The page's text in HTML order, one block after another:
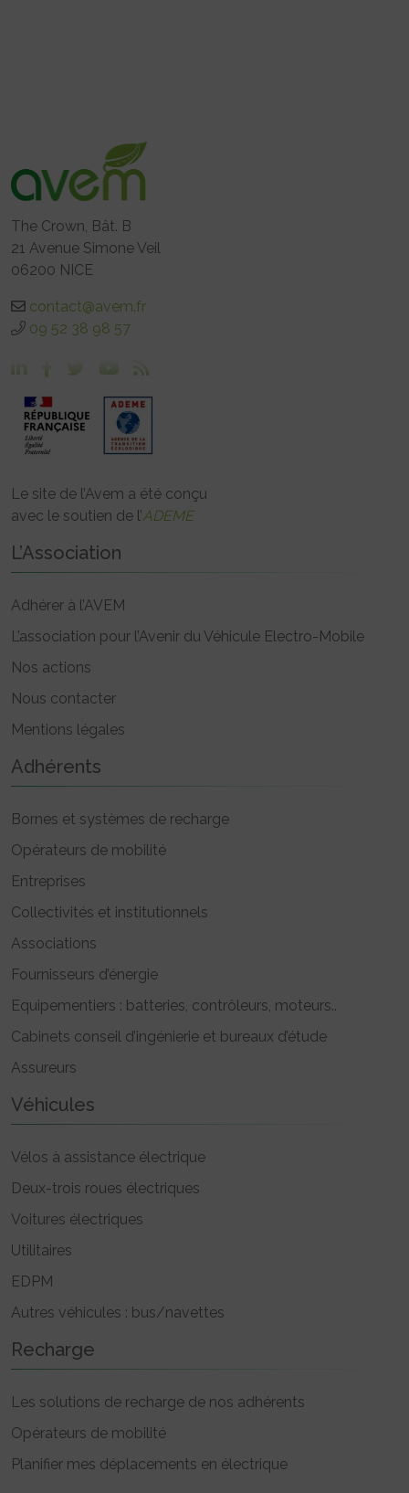
The Crown, Bât. B
21 Avenue Simone Veil
06200 NICE
contact@avem.fr
09 52 38 98 57
Le site de l’Avem a été conçu
avec le soutien de l’ADEME
L’Association
Adhérer à l’AVEM
L’association pour l’Avenir du Véhicule Electro-Mobile
Nos actions
Nous contacter
Mentions légales
Adhérents
Bornes et systèmes de recharge
Opérateurs de mobilité
Entreprises
Collectivités et institutionnels
Associations
Fournisseurs d’énergie
Equipementiers : batteries, contrôleurs, moteurs..
Cabinets conseil d’ingénierie et bureaux d’étude
Assureurs
Véhicules
Vélos à assistance électrique
Deux-trois roues électriques
Voitures électriques
Utilitaires
EDPM
Autres véhicules : bus/navettes
Recharge
Les solutions de recharge de nos adhérents
Opérateurs de mobilité
Planifier mes déplacements en électrique